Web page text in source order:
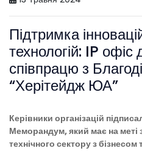
Підтримка
технологій: IP
співпрацю з
“Херітейдж ЮА”
Керівники організацій
Меморандум, який має на
технічного сектору з